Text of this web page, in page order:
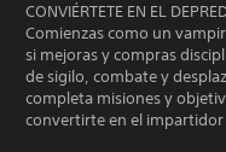
CONVIÉRTETE EN EL
Comienzas como un
si mejoras y compras
de sigilo, combate y
completa misiones y
convertirte en el